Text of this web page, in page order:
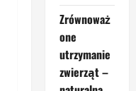
Zrównoważ
one
utrzymanie
zwierząt –